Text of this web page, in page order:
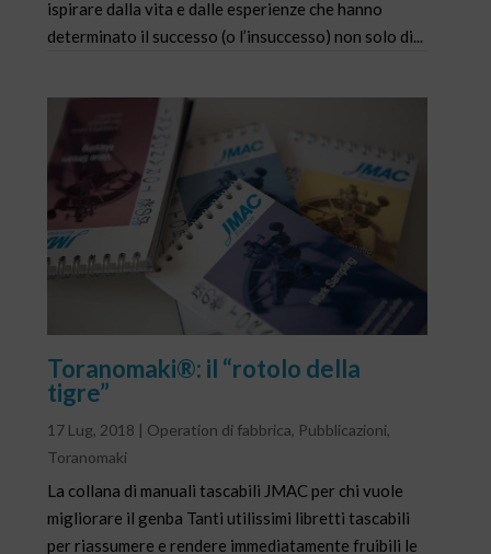
ispirare dalla vita e dalle esperienze che hanno
determinato il successo (o l’insuccesso) non solo di...
Toranomaki®: il “rotolo della
tigre”
17 Lug, 2018 | Operation di fabbrica, Pubblicazioni,
Toranomaki
La collana di manuali tascabili JMAC per chi vuole
migliorare il genba Tanti utilissimi libretti tascabili
per riassumere e rendere immediatamente fruibili le